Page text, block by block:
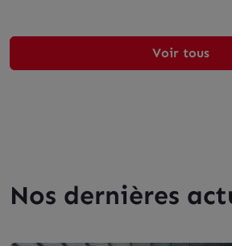
Voir tous
Nos dernières